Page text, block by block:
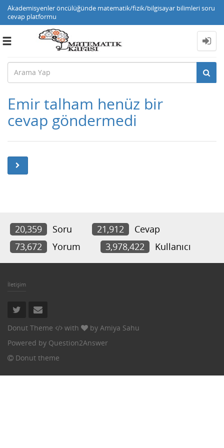
Akademisyenler öncülüğünde matematik/fizik/bilgisayar bilimleri soru
cevap platformu
Toggle
Emir talham henüz bir
cevap göndermedi
20,359 Soru 21,912
Cevap
73,672
Yorum 3,978,422 Kullanıcı
İletişim
Donut Theme with by Amiya Sahu
Powered by Question2Answer
Donut theme